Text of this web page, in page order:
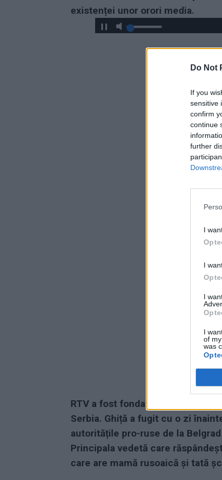
Do Not
If you
sensitive
confirm
continue
further
I
I
I
I
of
was
existenței unor orori media.
RTV a fost fondată de Sebastian
Serbia. Ghiță a fugit cu o zi
autoritățile pro-ruse de la
Principala vedetă care
care are mamă rusoaică și tată